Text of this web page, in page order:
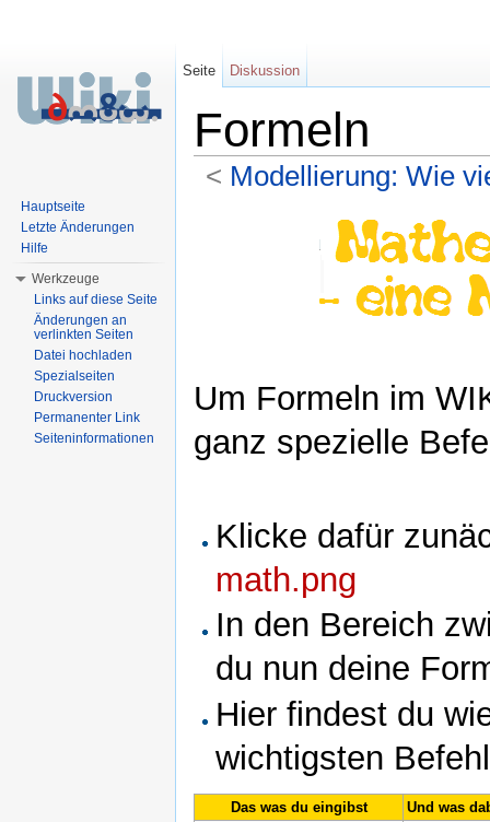
Formeln
< Modellierung: Wie
Um Formeln im
ganz spezielle
Klicke dafür
math.png
In den Bereich
du nun deine
Hier findest du
wichtigsten
Das was du eingibst
Und was
Seite Diskussion
Hauptseite
Letzte Änderungen
Hilfe
Werkzeuge
Links auf diese Seite
Änderungen an
verlinkten Seiten
Datei hochladen
Spezialseiten
Druckversion
Permanenter Link
Seiteninformationen